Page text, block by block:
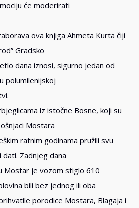
će moderirati
ova knjiga Ahmeta Kurta čiji
Gradsko
dana iznosi, sigurno jedan od
polumilenijskoj
iz istočne Bosne, koji su
Mostara
ratnim godinama pružili svu
dati. Zadnjeg dana
Mostar je vozom stiglo 610
bili bez jednog ili oba
porodice Mostara, Blagaja i